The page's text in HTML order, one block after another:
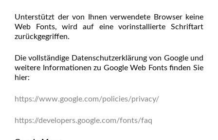
Unterstützt der von Ihnen verwendete Browser keine
Web Fonts, wird auf eine vorinstallierte Schriftart
zurückgegriffen.
Die vollständige Datenschutzerklärung von Google und
weitere Informationen zu Google Web Fonts finden Sie
hier:
https://www.google.com/policies/privacy/
https://developers.google.com/fonts/faq